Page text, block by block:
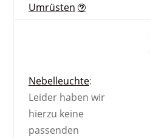
Umrüsten
Nebel­leuchte:
Leider haben wir
hierzu keine
passenden